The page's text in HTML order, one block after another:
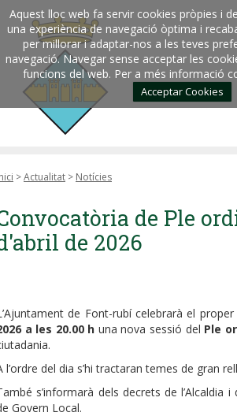
Aquest lloc web fa servir cookies pròpies i
una experiència de navegació òptima i
per millorar i adaptar-nos a les teves
navegació. Navegar sense acceptar les
funcions del web. Per a més informació
Acceptar Cookies
>Actualitat > Notícies
de Ple
de 2026
de Font-rubí celebrarà el proper
a les 20.00 h una nova sessió del Ple
l’ordre del dia s’hi tractaran temes de gran
s’informarà dels decrets de l’Alcaldia
Govern Local.